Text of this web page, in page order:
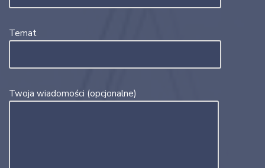
Temat
Twoja wiadomości (opcjonalne)